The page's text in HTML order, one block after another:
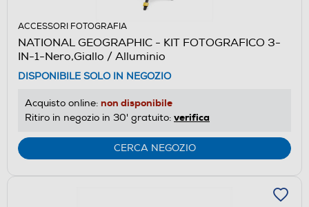
ACCESSORI FOTOGRAFIA
NATIONAL GEOGRAPHIC - KIT FOTOGRAFICO 3-
IN-1-Nero,Giallo / Alluminio
DISPONIBILE SOLO IN NEGOZIO
Acquisto online: non disponibile
Ritiro in negozio in 30' gratuito: verifica
CERCA NEGOZIO